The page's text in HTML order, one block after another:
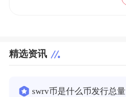
精选资讯
swrv币是什么币发行总量